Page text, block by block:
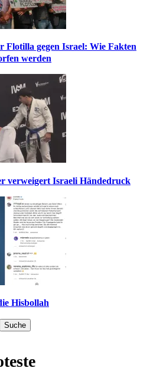
Flotilla gegen Israel: Wie Fakten
werden
verweigert Israeli Händedruck
Hisbollah